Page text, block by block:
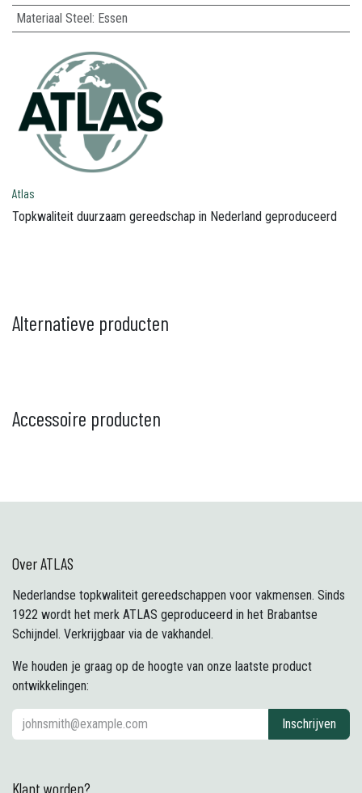
Materiaal Steel: Essen
Atlas
Topkwaliteit duurzaam gereedschap in Nederland geproduceerd
Alternatieve producten
Accessoire producten
Over ATLAS
Nederlandse topkwaliteit gereedschappen voor vakmensen. Sinds
1922 wordt het merk ATLAS geproduceerd in het Brabantse
Schijndel. Verkrijgbaar via de vakhandel.
We houden je graag op de hoogte van onze laatste product
ontwikkelingen:
Inschrijven
Klant worden?